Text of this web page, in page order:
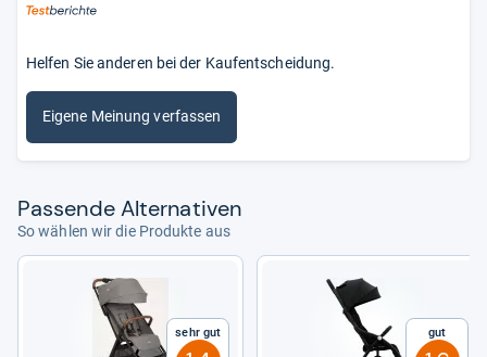
Helfen Sie anderen bei der Kaufentscheidung.
Eigene Meinung verfassen
Pas­sende Alter­na­ti­ven
So wählen wir die Produkte aus
Sehr gut Gut